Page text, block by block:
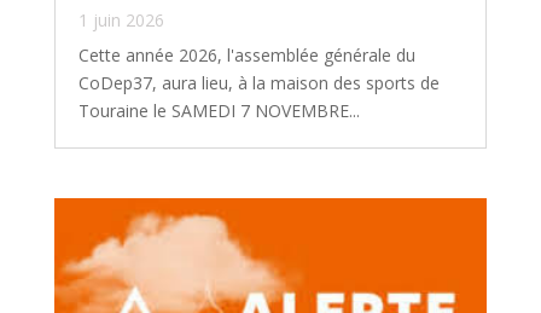
1 juin 2026
Cette année 2026, l'assemblée générale du
CoDep37, aura lieu, à la maison des sports de
Touraine le SAMEDI 7 NOVEMBRE...